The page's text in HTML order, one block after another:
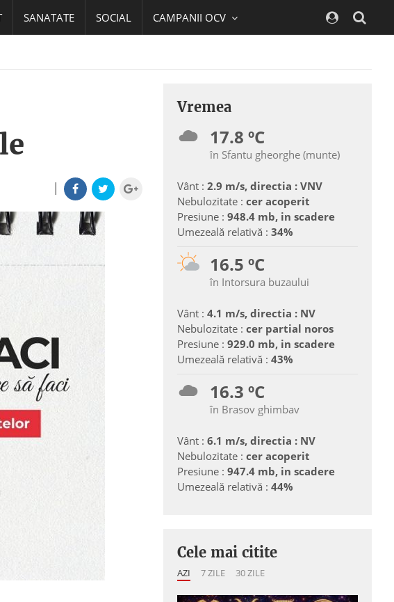
SANATATE SOCIAL CAMPANII OCV
|
Vremea
17.8 ºC
în Sfantu gheorghe (munte)
Vânt : 2.9 m/s, directia : VNV
Nebulozitate : cer acoperit
Presiune : 948.4 mb, in scadere
Umezeală relativă : 34%
16.5 ºC
în Intorsura buzaului
Vânt : 4.1 m/s, directia : NV
Nebulozitate : cer partial noros
Presiune : 929.0 mb, in scadere
Umezeală relativă : 43%
16.3 ºC
în Brasov ghimbav
Vânt : 6.1 m/s, directia : NV
Nebulozitate : cer acoperit
Presiune : 947.4 mb, in scadere
Umezeală relativă : 44%
Cele mai citite
AZI 7 ZILE 30 ZILE